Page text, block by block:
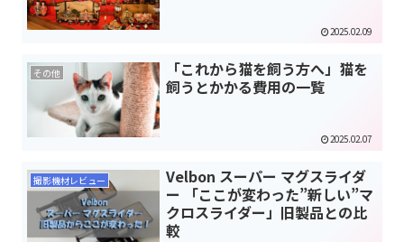
2025.02.09
その他
「これから猫を飼う方へ」猫を
飼うとかかる費用の一覧
2025.02.07
撮影機材レビュー
Velbon スーパー マグスライダ
ー 「ここが変わった”新しい”マ
クロスライダー」旧製品との比
較